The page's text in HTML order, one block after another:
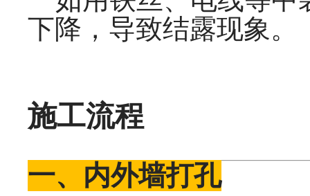
下降，导致结露现象。
施工流程
一、内外墙打孔